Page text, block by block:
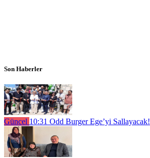
Son Haberler
Güncel 10:31 Odd Burger Ege’yi Sallayacak!